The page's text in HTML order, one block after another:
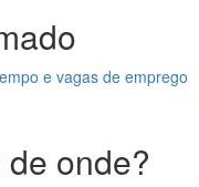
e vagas de emprego
onde?